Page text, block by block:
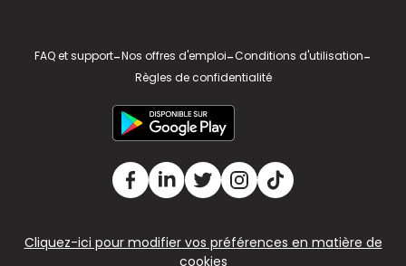
FAQ et support-Nos offres d'emploi-Conditions d'utilisation-
Règles de confidentialité
Cliquez-ici pour modifier vos préférences en matière de
cookies